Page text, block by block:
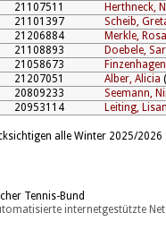
21107511
Herthneck,
21101397
Scheib,
21206884
Merkle,
21108893
Doebele,
21058673
21207051 Alber, Alicia
20809233
Seemann,
20953114 Leiting,
alle Winter 2025/
Tennis-Bund
internetgestützte